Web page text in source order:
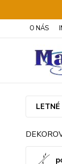
O NÁS